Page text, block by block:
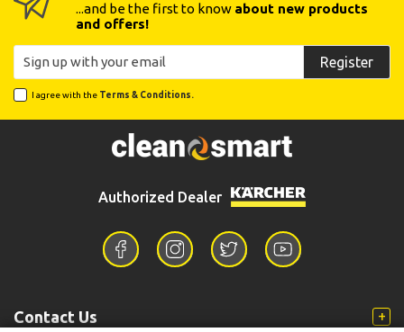
...and be the first to know about new products
and offers!
Register
I agree with the Terms & Conditions.
Authorized Dealer
Contact Us